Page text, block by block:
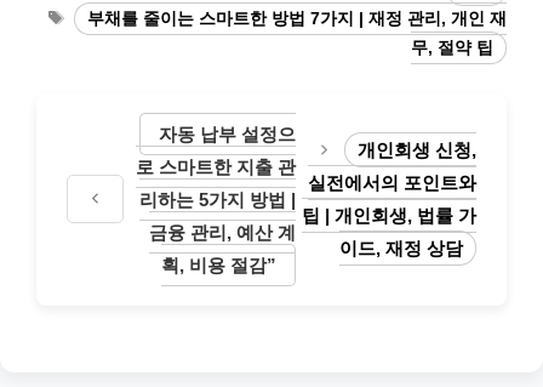
Tags부채를 줄이는 스마트한 방법 7가지 | 재정 관리, 개인 재
무, 절약 팁
자동 납부 설정으
로 스마트한 지출 관
리하는 5가지 방법 |
금융 관리, 예산 계
획, 비용 절감”
개인회생 신청,
실전에서의 포인트와
팁 | 개인회생, 법률 가
이드, 재정 상담